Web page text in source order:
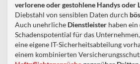
verlorene oder gestohlene Handys oder
Diebstahl von sensiblen Daten durch
Auch unehrliche Dienstleister haben
Schadenspotential für das
eine eigene IT-Sicherheitsabteilung
einem kombinierten